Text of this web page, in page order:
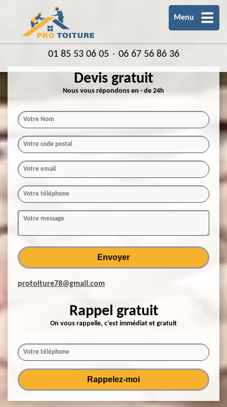
Menu
01 85 53 06 05 - 06 67 56 86 36
Devis gratuit
Nous vous répondons en - de 24h
protoiture78@gmail.com
Rappel gratuit
On vous rappelle, c'est immédiat et gratuit